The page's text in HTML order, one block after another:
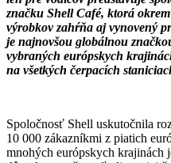
značku Shell Café, ktorá
výrobkov zahŕňa aj vynovený
je najnovšou globálnou
vybraných európskych
na všetkých čerpacích
Spoločnosť Shell uskutočnila
10 000 zákazníkmi z piatich
mnohých európskych krajinách